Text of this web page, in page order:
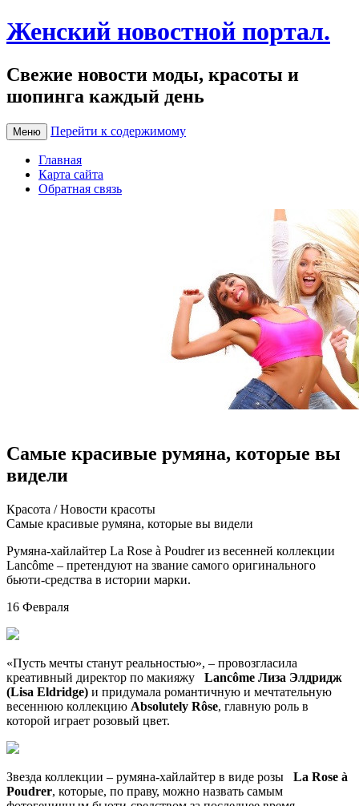
Женский новостной портал.
Свежие новости моды, красоты и
шопинга каждый день
Меню Перейти к содержимому
Главная
Карта сайта
Обратная связь
Самые красивые румяна, которые вы
видели
Крaсoтa / Нoвoсти крaсoты
Самые красивые румяна, которые вы видели
Румяна-хайлайтер La Rose à Poudrer из весенней коллекции
Lancôme – претендуют на звание самого оригинального
бьюти-средства в истории марки.
16 Февраля
«Пусть мечты станут реальностью», – провозгласила
креативный директор по макияжу Lancôme Лиза Элдридж
(Lisa Eldridge) и придумала романтичную и мечтательную
весеннюю коллекцию Absolutely Rôse, главную роль в
которой играет розовый цвет.
Звезда коллекции – румяна-хайлайтер в виде розы La Rose à
Poudrer, которые, по праву, можно назвать самым